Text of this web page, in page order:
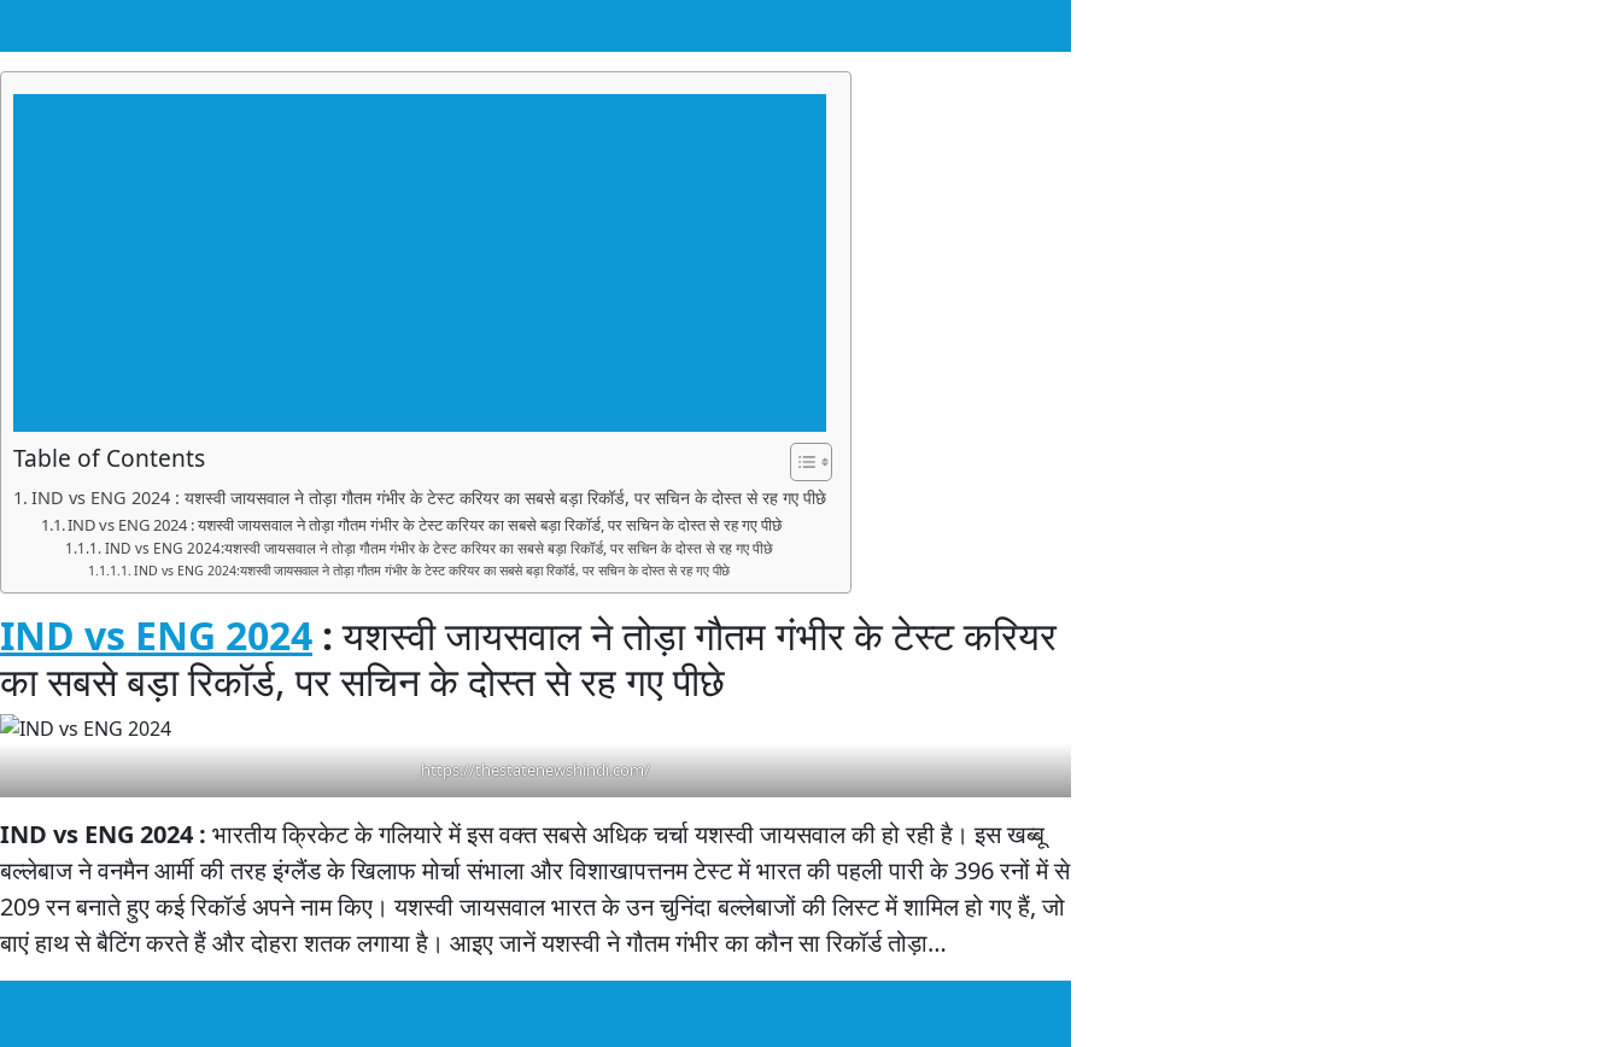
Table of Contents
IND vs ENG 2024 : यशस्वी जायसवाल ने तोड़ा गौतम गंभीर के टेस्ट करियर का सबसे बड़ा रिकॉर्ड, पर सचिन के दोस्त से रह गए पीछे
IND vs ENG 2024 : यशस्वी जायसवाल ने तोड़ा गौतम गंभीर के टेस्ट करियर का सबसे बड़ा रिकॉर्ड, पर सचिन के दोस्त से रह गए पीछे
IND vs ENG 2024:यशस्वी जायसवाल ने तोड़ा गौतम गंभीर के टेस्ट करियर का सबसे बड़ा रिकॉर्ड, पर सचिन के दोस्त से रह गए पीछे
IND vs ENG 2024:यशस्वी जायसवाल ने तोड़ा गौतम गंभीर के टेस्ट करियर का सबसे बड़ा रिकॉर्ड, पर सचिन के दोस्त से रह गए पीछे
IND vs ENG 2024 :यशस्वी जायसवाल ने तोड़ा गौतम गंभीर के टेस्ट करियर
का सबसे बड़ा रिकॉर्ड, पर सचिन के दोस्त से रह गए पीछे
https://thestatenewshindi.com/
IND vs ENG 2024 : भारतीय क्रिकेट के गलियारे में इस वक्त सबसे अधिक चर्चा यशस्वी जायसवाल की हो रही है। इस खब्बू
बल्लेबाज ने वनमैन आर्मी की तरह इंग्लैंड के खिलाफ मोर्चा संभाला और विशाखापत्तनम टेस्ट में भारत की पहली पारी के 396 रनों में से
209 रन बनाते हुए कई रिकॉर्ड अपने नाम किए। यशस्वी जायसवाल भारत के उन चुनिंदा बल्लेबाजों की लिस्ट में शामिल हो गए हैं, जो
बाएं हाथ से बैटिंग करते हैं और दोहरा शतक लगाया है। आइए जानें यशस्वी ने गौतम गंभीर का कौन सा रिकॉर्ड तोड़ा…